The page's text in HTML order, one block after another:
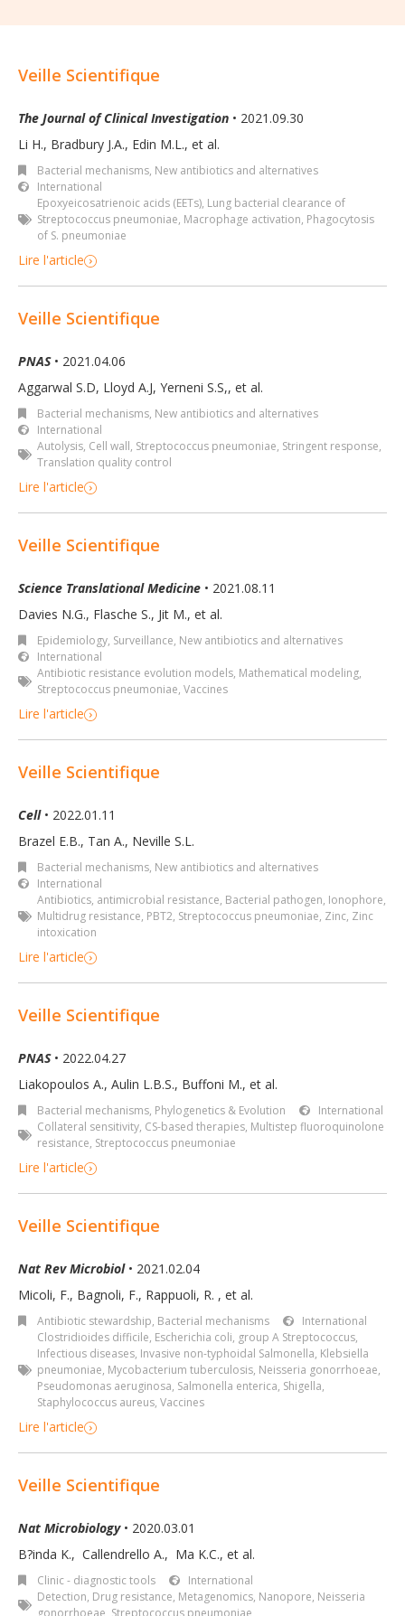
Veille Scientifique
The Journal of Clinical Investigation • 2021.09.30
Li H., Bradbury J.A., Edin M.L., et al.
Bacterial mechanisms, New antibiotics and alternatives
International
Epoxyeicosatrienoic acids (EETs), Lung bacterial clearance of
Streptococcus pneumoniae, Macrophage activation, Phagocytosis
of S. pneumoniae
Lire l'article
Veille Scientifique
PNAS• 2021.04.06
Aggarwal S.D, Lloyd A.J, Yerneni S.S,, et al.
Bacterial mechanisms, New antibiotics and alternatives
International
Autolysis, Cell wall, Streptococcus pneumoniae, Stringent response,
Translation quality control
Lire l'article
Veille Scientifique
Science Translational Medicine • 2021.08.11
Davies N.G., Flasche S., Jit M., et al.
Epidemiology, Surveillance, New antibiotics and alternatives
International
Antibiotic resistance evolution models, Mathematical modeling,
Streptococcus pneumoniae, Vaccines
Lire l'article
Veille Scientifique
Cell• 2022.01.11
Brazel E.B., Tan A., Neville S.L.
Bacterial mechanisms, New antibiotics and alternatives
International
Antibiotics, antimicrobial resistance, Bacterial pathogen, Ionophore,
Multidrug resistance, PBT2, Streptococcus pneumoniae, Zinc, Zinc
intoxication
Lire l'article
Veille Scientifique
PNAS• 2022.04.27
Liakopoulos A., Aulin L.B.S., Buffoni M., et al.
Bacterial mechanisms, Phylogenetics & Evolution
International
Collateral sensitivity, CS-based therapies, Multistep fluoroquinolone
resistance, Streptococcus pneumoniae
Lire l'article
Veille Scientifique
Nat Rev Microbiol • 2021.02.04
Micoli, F., Bagnoli, F., Rappuoli, R. , et al.
Antibiotic stewardship, Bacterial mechanisms
International
Clostridioides difficile, Escherichia coli, group A Streptococcus,
Infectious diseases, Invasive non-typhoidal Salmonella, Klebsiella
pneumoniae, Mycobacterium tuberculosis, Neisseria gonorrhoeae,
Pseudomonas aeruginosa, Salmonella enterica, Shigella,
Staphylococcus aureus, Vaccines
Lire l'article
Veille Scientifique
Nat Microbiology• 2020.03.01
B?inda K., Callendrello A., Ma K.C., et al.
Clinic - diagnostic tools
International
Detection, Drug resistance, Metagenomics, Nanopore, Neisseria
gonorrhoeae Streptococcus pneumoniae